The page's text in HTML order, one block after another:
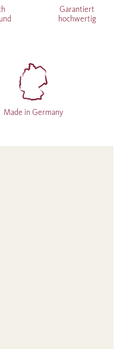
Garantiert
hochwertig
Made in Germany